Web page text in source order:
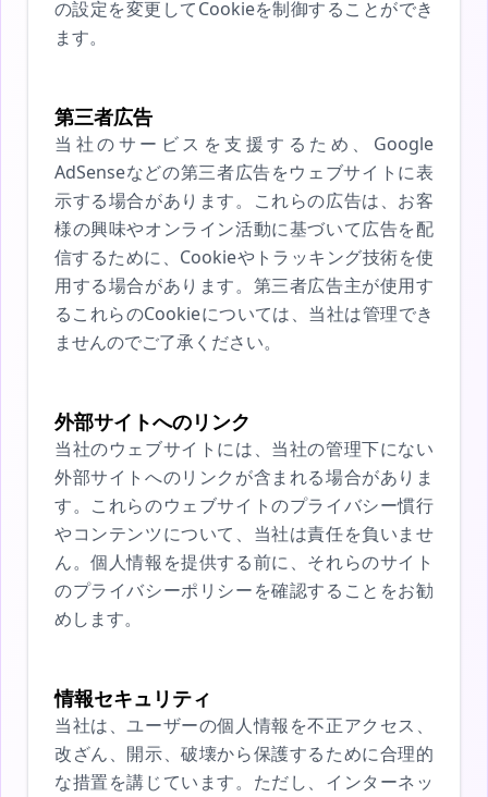
の設定を変更してCookieを制御することができ
ます。
第三者広告
当社のサービスを支援するため、Google
AdSenseなどの第三者広告をウェブサイトに表
示する場合があります。これらの広告は、お客
様の興味やオンライン活動に基づいて広告を配
信するために、Cookieやトラッキング技術を使
用する場合があります。第三者広告主が使用す
るこれらのCookieについては、当社は管理でき
ませんのでご了承ください。
外部サイトへのリンク
当社のウェブサイトには、当社の管理下にない
外部サイトへのリンクが含まれる場合がありま
す。これらのウェブサイトのプライバシー慣行
やコンテンツについて、当社は責任を負いませ
ん。個人情報を提供する前に、それらのサイト
のプライバシーポリシーを確認することをお勧
めします。
情報セキュリティ
当社は、ユーザーの個人情報を不正アクセス、
改ざん、開示、破壊から保護するために合理的
な措置を講じています。ただし、インターネッ